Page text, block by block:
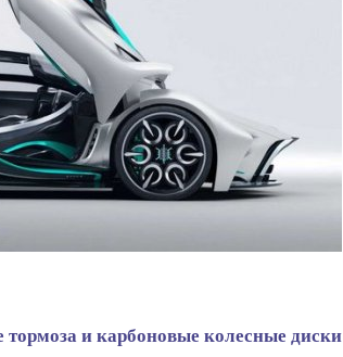
и карбоновые колесные диски